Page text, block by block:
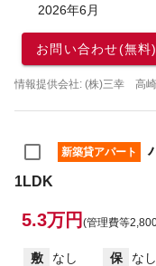
2026年6月
お問い合わせ(無料)
情報提供会社: (株)三幸 高
新築貸アパート
1LDK
5.3万円 (管理費等
敷 なし 保 なし